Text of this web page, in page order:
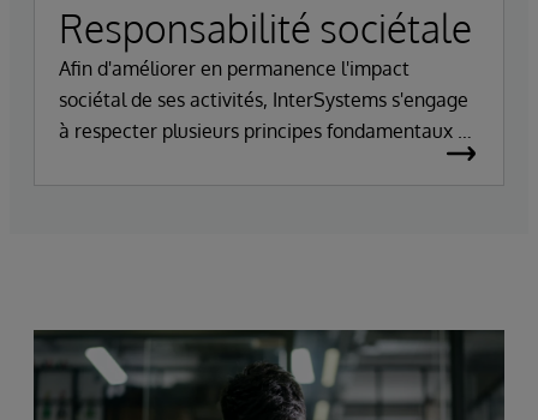
Responsabilité sociétale
Afin d'améliorer en permanence l'impact
sociétal de ses activités, InterSystems s'engage
à respecter plusieurs principes fondamentaux de